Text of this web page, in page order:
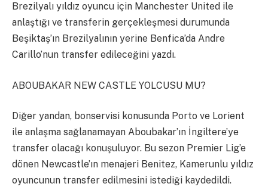
Brezilyalı yıldız oyuncu için Manchester United ile
anlaştığı ve transferin gerçekleşmesi durumunda
Beşiktaş’ın Brezilyalının yerine Benfica’da Andre
Carillo’nun transfer edileceğini yazdı.
ABOUBAKAR NEW CASTLE YOLCUSU MU?
Diğer yandan, bonservisi konusunda Porto ve Lorient
ile anlaşma sağlanamayan Aboubakar’ın İngiltere’ye
transfer olacağı konuşuluyor. Bu sezon Premier Lig’e
dönen Newcastle’ın menajeri Benitez, Kamerunlu yıldız
oyuncunun transfer edilmesini istediği kaydedildi.